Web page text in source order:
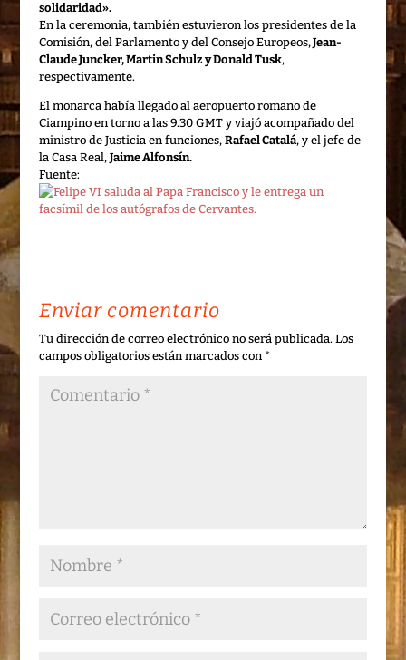
solidaridad».
En la ceremonia, también estuvieron los presidentes de la
Comisión, del Parlamento y del Consejo Europeos,Jean-
Claude Juncker, Martin Schulz y Donald Tusk,
respectivamente.
El monarca había llegado al aeropuerto romano de
Ciampino en torno a las 9.30 GMT y viajó acompañado del
ministro de Justicia en funciones, Rafael Catalá, y el jefe de
la Casa Real, Jaime Alfonsín.
Fuente:
Enviar comentario
Tu dirección de correo electrónico no será publicada. Los
campos obligatorios están marcados con *